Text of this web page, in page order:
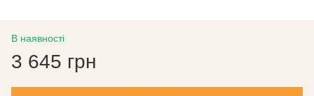
В наявності
3 645 грн